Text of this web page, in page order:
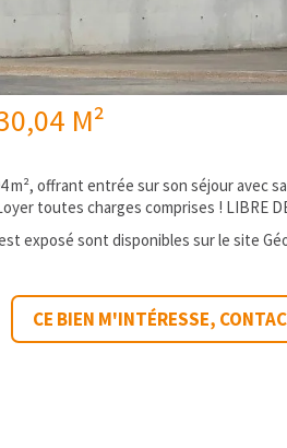
M²
offrant entrée sur son séjour avec
toutes charges comprises ! LIBRE
exposé sont disponibles sur le site
CE BIEN M'INTÉRESSE,